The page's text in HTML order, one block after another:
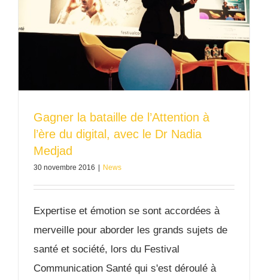
Gagner la bataille de l’Attention à
l’ère du digital, avec le Dr Nadia
Medjad
30 novembre 2016 | News
Expertise et émotion se sont accordées à
merveille pour aborder les grands sujets de
santé et société, lors du Festival
Communication Santé qui s'est déroulé à